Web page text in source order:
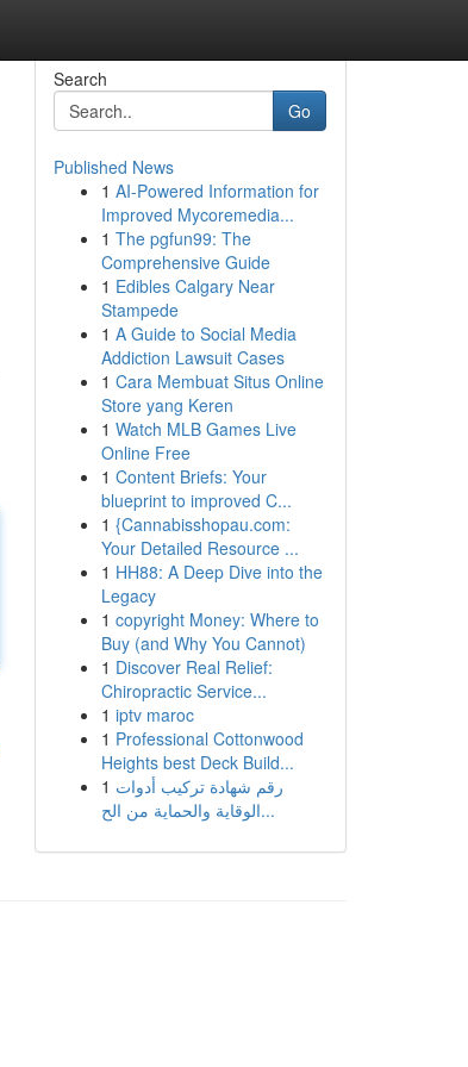
Search
Go
Published News
1 AI-Powered Information for
Improved Mycoremedia...
1 The pgfun99: The
Comprehensive Guide
1 Edibles Calgary Near
Stampede
1 A Guide to Social Media
Addiction Lawsuit Cases
1 Cara Membuat Situs Online
Store yang Keren
1 Watch MLB Games Live
Online Free
1 Content Briefs: Your
blueprint to improved C...
1 {Cannabisshopau.com:
Your Detailed Resource ...
1 HH88: A Deep Dive into the
Legacy
1 copyright Money: Where to
Buy (and Why You Cannot)
1 Discover Real Relief:
Chiropractic Service...
1 iptv maroc
1 Professional Cottonwood
Heights best Deck Build...
1 رقم شهادة تركيب أدوات
الوقاية والحماية من الح...